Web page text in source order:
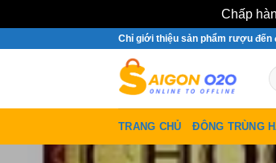
Chấp
Chỉ giới thiệu sản phẩm rượu đến
TRANG CHỦ ĐÔNG TRÙNG